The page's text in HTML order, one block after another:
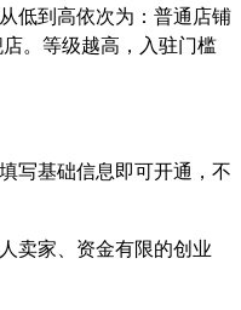
从低到高依次为：普通店铺
。等级越高，入驻门槛
写基础信息即可开通，不
卖家、资金有限的创业